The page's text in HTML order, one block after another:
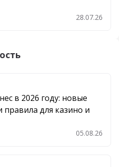
28.07.26
в 2026 году: новые
для казино и
05.08.26